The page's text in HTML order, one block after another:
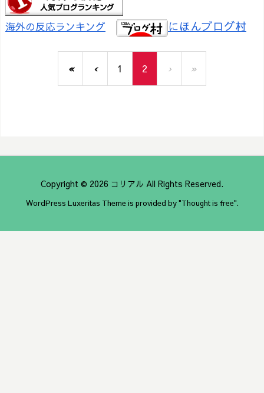
海外の反応ランキング にほんブログ村
« ‹ 1 2 › »
Copyright © 2026 コリアル All Rights Reserved.
WordPress Luxeritas Theme is provided by "Thought is free".